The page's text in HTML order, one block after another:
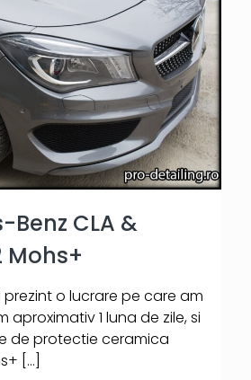
Benz CLA &
Mohs+
prezint o lucrare pe care am
1 luna de zile, si
de protectie ceramica
[…]